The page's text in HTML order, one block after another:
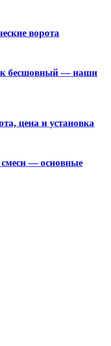
ворота
бесшовный — наши
цена и установка
— основные